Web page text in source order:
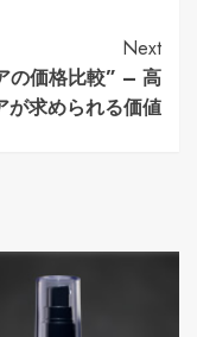
Next
の価格比較” – 高
が求められる価値